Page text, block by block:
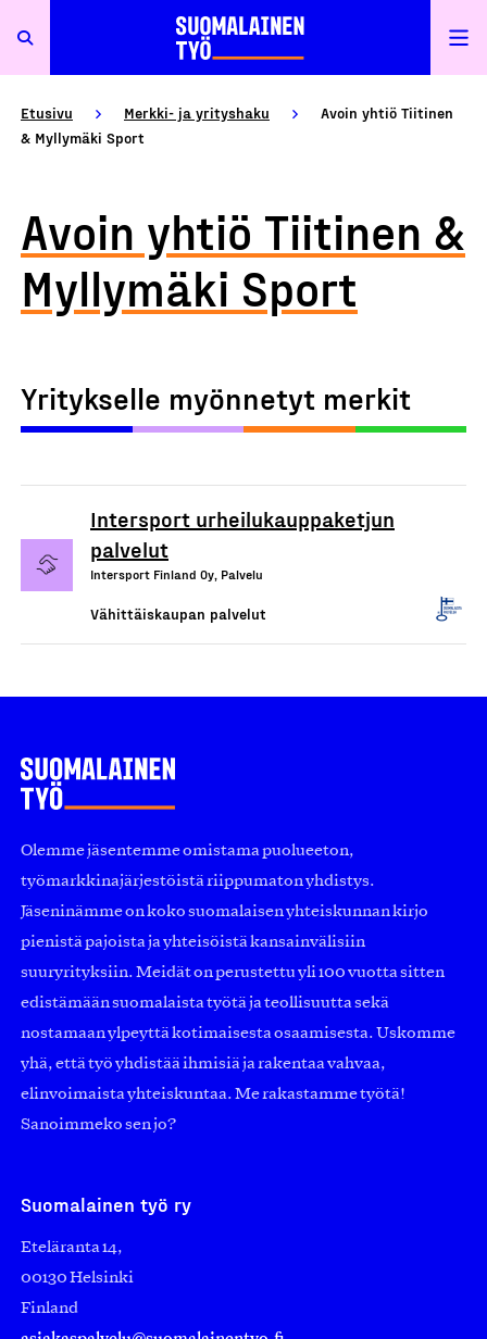
Etusivu Merkki- ja yrityshaku
Avoin yhtiö Tiitinen
& Myllymäki Sport
Avoin yhtiö Tiitinen &
Myllymäki Sport
Yritykselle myönnetyt merkit
Intersport urheilukauppaketjun
palvelut
Intersport Finland Oy, Palvelu
Vähittäiskaupan palvelut
Olemme jäsentemme omistama puolueeton,
työmarkkinajärjestöistä riippumaton yhdistys.
Jäseninämme on koko suomalaisen yhteiskunnan kirjo
pienistä pajoista ja yhteisöistä kansainvälisiin
suuryrityksiin. Meidät on perustettu yli 100 vuotta sitten
edistämään suomalaista työtä ja teollisuutta sekä
nostamaan ylpeyttä kotimaisesta osaamisesta. Uskomme
yhä, että työ yhdistää ihmisiä ja rakentaa vahvaa,
elinvoimaista yhteiskuntaa. Me rakastamme työtä!
Sanoimmeko sen jo?
Suomalainen työ ry
Eteläranta 14,
00130 Helsinki
Finland